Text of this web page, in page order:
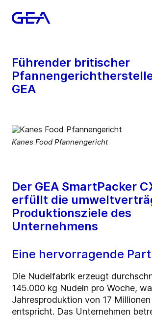
Führender britischer
GEA
Kanes Food Pfannengericht
Der GEA SmartPacker
erfüllt die
Produktionsziele des
Unternehmens
Eine hervorragende
Die Nudelfabrik erzeugt
145.000 kg Nudeln pro Woche,
Jahresproduktion von 17
entspricht. Das Unternehmen